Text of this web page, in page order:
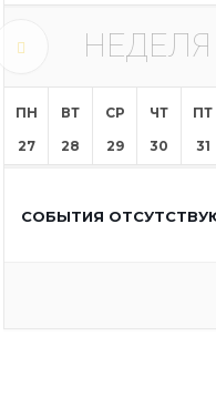
НЕДЕЛЯ
ПН
27
ВТ
28
СР
29
ЧТ
30
ПТ
31
СОБЫТИЯ